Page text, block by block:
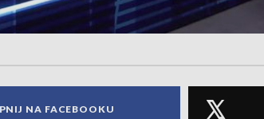
NA FACEBOOKU